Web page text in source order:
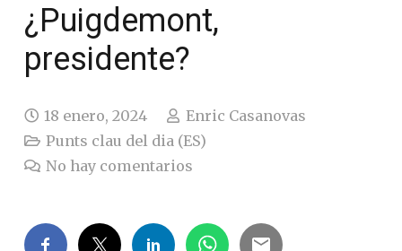
¿Puigdemont,
presidente?
18 enero, 2024
Enric Casanovas
Punts clau del dia (ES)
No hay comentarios